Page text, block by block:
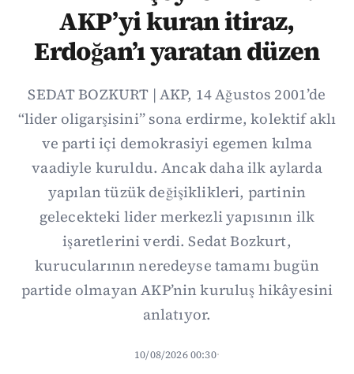
AKP’yi kuran itiraz,
Erdoğan’ı yaratan düzen
SEDAT BOZKURT | AKP, 14 Ağustos 2001’de
“lider oligarşisini” sona erdirme, kolektif aklı
ve parti içi demokrasiyi egemen kılma
vaadiyle kuruldu. Ancak daha ilk aylarda
yapılan tüzük değişiklikleri, partinin
gelecekteki lider merkezli yapısının ilk
işaretlerini verdi. Sedat Bozkurt,
kurucularının neredeyse tamamı bugün
partide olmayan AKP’nin kuruluş hikâyesini
anlatıyor.
10/08/2026 00:30·